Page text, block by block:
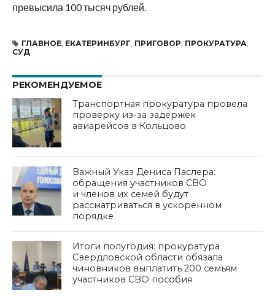
превысила 100 тысяч рублей.
ГЛАВНОЕ, ЕКАТЕРИНБУРГ ПРИГОВОР ПРОКУРАТУРА
СУД
РЕКОМЕНДУЕМОЕ
Транспортная прокуратура провела
проверку из-за задержек
авиарейсов в Кольцово
Важный Указ Дениса Паслера:
обращения участников СВО
и членов их семей будут
рассматриваться в ускоренном
порядке
Итоги полугодия: прокуратура
Свердловской области обязала
чиновников выплатить 200 семьям
участников СВО пособия